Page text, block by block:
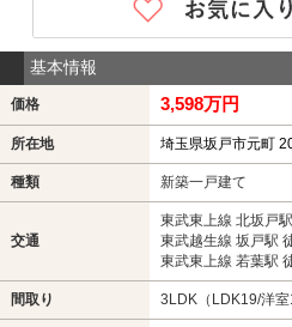
基本情報
価格 3,598万円
所在地 埼玉県坂戸市元町
種類 新築一戸建て
交通
東武東上線 北坂戸
東武越生線 坂戸駅
東武東上線 若葉駅
間取り 3LDK（LDK19/洋室